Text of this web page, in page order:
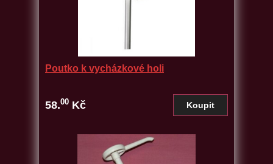
Poutko k vycházkové holi
58.00 Kč